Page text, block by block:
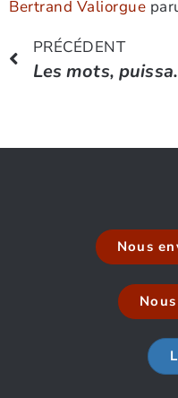
Bertrand Valiorgue
PRÉCÉDENT
Les mots,
Nous